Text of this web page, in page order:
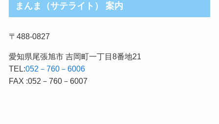
まんま（サテライト） 案内
〒488-0827
愛知県尾張旭市 吉岡町一丁目8番地21
TEL:052－760－6006
FAX :052－760－6007